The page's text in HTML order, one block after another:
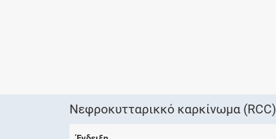
Νεφροκυτταρικκό καρκίνωμα (RCC)